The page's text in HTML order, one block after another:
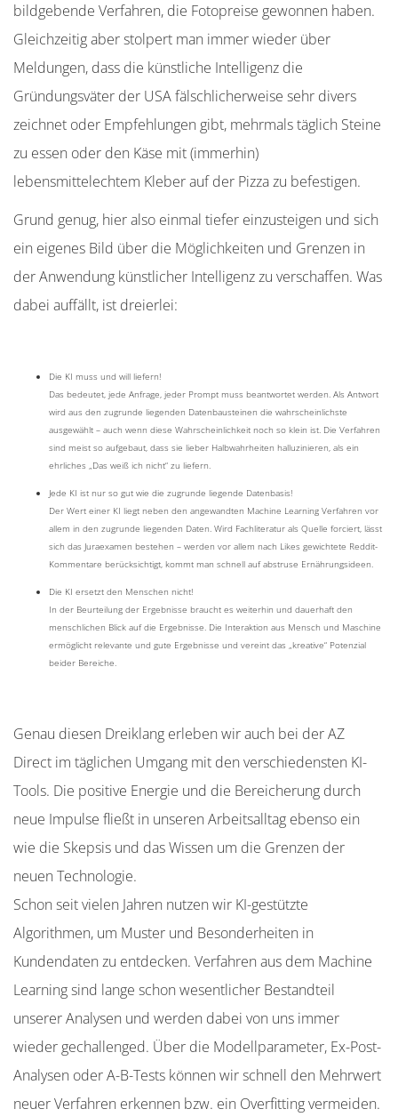
bildgebende Verfahren, die Fotopreise gewonnen haben.
Gleichzeitig aber stolpert man immer wieder über
Meldungen, dass die künstliche Intelligenz die
Gründungsväter der USA fälschlicherweise sehr divers
zeichnet oder Empfehlungen gibt, mehrmals täglich Steine
zu essen oder den Käse mit (immerhin)
lebensmittelechtem Kleber auf der Pizza zu befestigen.
Grund genug, hier also einmal tiefer einzusteigen und sich
ein eigenes Bild über die Möglichkeiten und Grenzen in
der Anwendung künstlicher Intelligenz zu verschaffen. Was
dabei auffällt, ist dreierlei:
Die KI muss und will liefern!
Das bedeutet, jede Anfrage, jeder Prompt muss beantwortet werden. Als Antwort
wird aus den zugrunde liegenden Datenbausteinen die wahrscheinlichste
ausgewählt – auch wenn diese Wahrscheinlichkeit noch so klein ist. Die Verfahren
sind meist so aufgebaut, dass sie lieber Halbwahrheiten halluzinieren, als ein
ehrliches „Das weiß ich nicht“ zu liefern.
Jede KI ist nur so gut wie die zugrunde liegende Datenbasis!
Der Wert einer KI liegt neben den angewandten Machine Learning Verfahren vor
allem in den zugrunde liegenden Daten. Wird Fachliteratur als Quelle forciert, lässt
sich das Juraexamen bestehen – werden vor allem nach Likes gewichtete Reddit-
Kommentare berücksichtigt, kommt man schnell auf abstruse Ernährungsideen.
Die KI ersetzt den Menschen nicht!
In der Beurteilung der Ergebnisse braucht es weiterhin und dauerhaft den
menschlichen Blick auf die Ergebnisse. Die Interaktion aus Mensch und Maschine
ermöglicht relevante und gute Ergebnisse und vereint das „kreative“ Potenzial
beider Bereiche.
Genau diesen Dreiklang erleben wir auch bei der AZ
Direct im täglichen Umgang mit den verschiedensten KI-
Tools. Die positive Energie und die Bereicherung durch
neue Impulse fließt in unseren Arbeitsalltag ebenso ein
wie die Skepsis und das Wissen um die Grenzen der
neuen Technologie.
Schon seit vielen Jahren nutzen wir KI-gestützte
Algorithmen, um Muster und Besonderheiten in
Kundendaten zu entdecken. Verfahren aus dem Machine
Learning sind lange schon wesentlicher Bestandteil
unserer Analysen und werden dabei von uns immer
wieder gechallenged. Über die Modellparameter, Ex-Post-
Analysen oder A-B-Tests können wir schnell den Mehrwert
neuer Verfahren erkennen bzw. ein Overfitting vermeiden.